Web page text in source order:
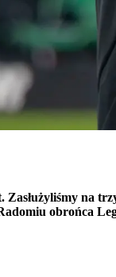
Zasłużyliśmy na
obrońca